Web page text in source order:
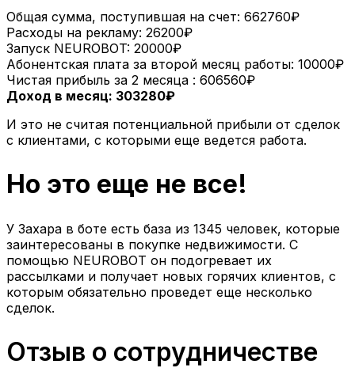
Общая сумма, поступившая на счет: 662760₽
Расходы на рекламу: 26200₽
Запуск NEUROBOT: 20000₽
Абонентская плата за второй месяц работы: 10000₽
Чистая прибыль за 2 месяца : 606560₽
Доход в месяц: 303280₽
И это не считая потенциальной прибыли от сделок
с клиентами, с которыми еще ведется работа.
Но это еще не все!
У Захара в боте есть база из 1345 человек, которые
заинтересованы в покупке недвижимости. С
помощью NEUROBOT он подогревает их
рассылками и получает новых горячих клиентов, с
которым обязательно проведет еще несколько
сделок.
Отзыв о сотрудничестве